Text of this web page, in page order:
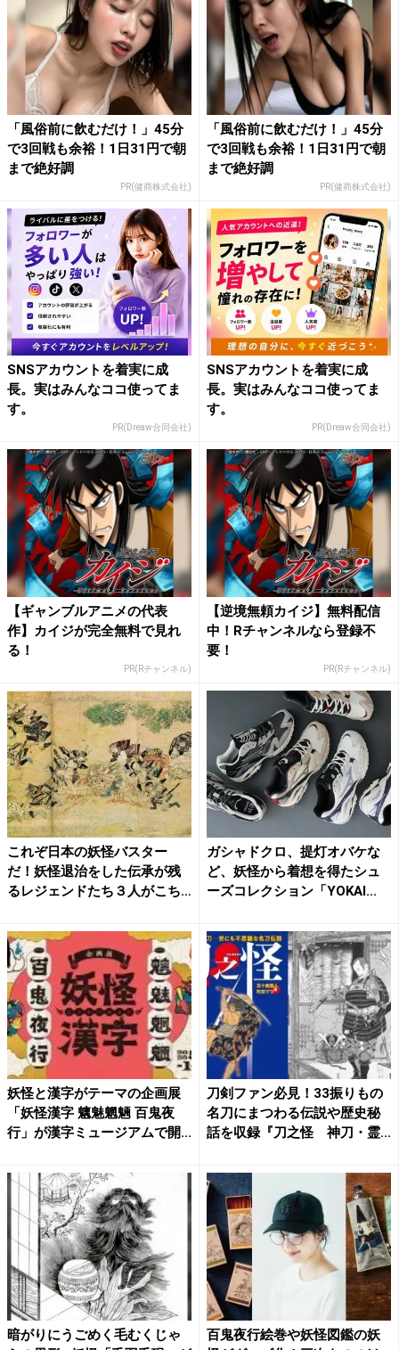
「風俗前に飲むだけ！」45分
で3回戦も余裕！1日31円で朝
まで絶好調
PR(健商株式会社)
「風俗前に飲むだけ！」45分
で3回戦も余裕！1日31円で朝
まで絶好調
PR(健商株式会社)
SNSアカウントを着実に成
長。実はみんなココ使ってま
す。
PR(Dreaw合同会社)
SNSアカウントを着実に成
長。実はみんなココ使ってま
す。
PR(Dreaw合同会社)
【ギャンブルアニメの代表
作】カイジが完全無料で見れ
る！
PR(Rチャンネル)
【逆境無頼カイジ】無料配信
中！Rチャンネルなら登録不
要！
PR(Rチャンネル)
これぞ日本の妖怪バスター
だ！妖怪退治をした伝承が残
るレジェンドたち３人がこち
ガシャドクロ、提灯オバケな
ど、妖怪から着想を得たシュ
ーズコレクション「YOKAI...
妖怪と漢字がテーマの企画展
「妖怪漢字 魑魅魍魎 百鬼夜
行」が漢字ミュージアムで開...
刀剣ファン必見！33振りもの
名刀にまつわる伝説や歴史秘
話を収録『刀之怪 神刀・霊...
暗がりにうごめく毛むくじゃ
百鬼夜行絵巻や妖怪図鑑の妖